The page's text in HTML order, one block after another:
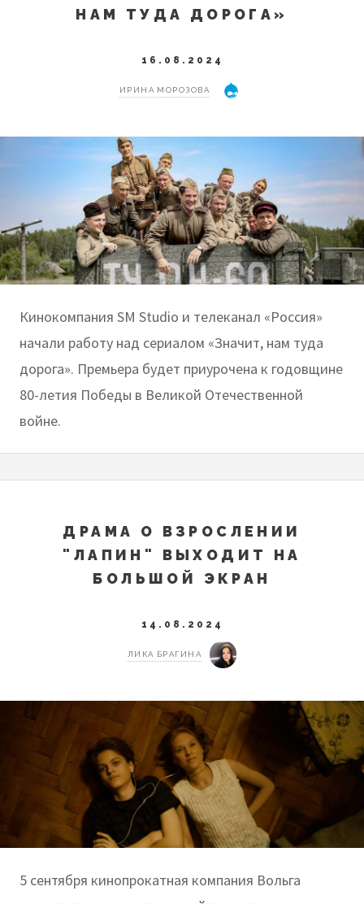
НАМ ТУДА ДОРОГА»
16.08.2024
ИРИНА МОРОЗОВА
Кинокомпания SМ Studio и телеканал «Россия»
начали работу над сериалом «Значит, нам туда
дорога». Премьера будет приурочена к годовщине
80-летия Победы в Великой Отечественной
войне.
ДРАМА О ВЗРОСЛЕНИИ
"ЛАПИН" ВЫХОДИТ НА
БОЛЬШОЙ ЭКРАН
14.08.2024
ЛИКА БРАГИНА
5 сентября кинопрокатная компания Вольга